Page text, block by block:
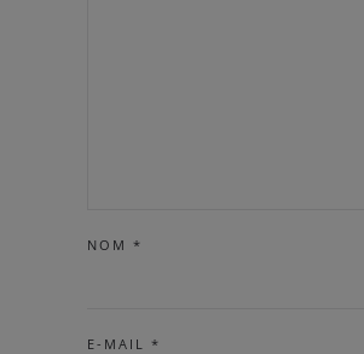
NOM *
E-MAIL *